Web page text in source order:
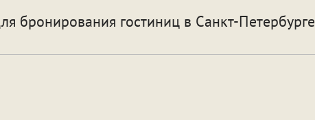
бронирования гостиниц в Санкт-Петербурге